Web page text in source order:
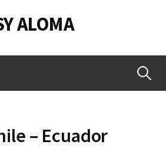
ALOMA
Suchen
– Ecuador